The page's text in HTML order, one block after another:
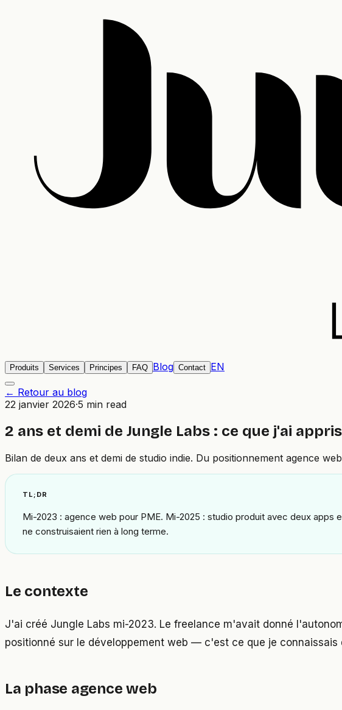
Produits Services Principes FAQ Blog Contact EN
← Retour au blog
22 janvier 2026·5 min read
2 ans et demi de Jungle Labs : ce que j'ai appris
Bilan de deux ans et demi de studio indie. Du positionnement agence
TL;DR
Mi-2023 : agence web pour PME. Mi-2025 : studio produit avec deux
ne construisaient rien à long terme.
Le contexte
J'ai créé Jungle Labs mi-2023. Le freelance m'avait donné
positionné sur le développement web — c'est ce que je connaissais
La phase agence web